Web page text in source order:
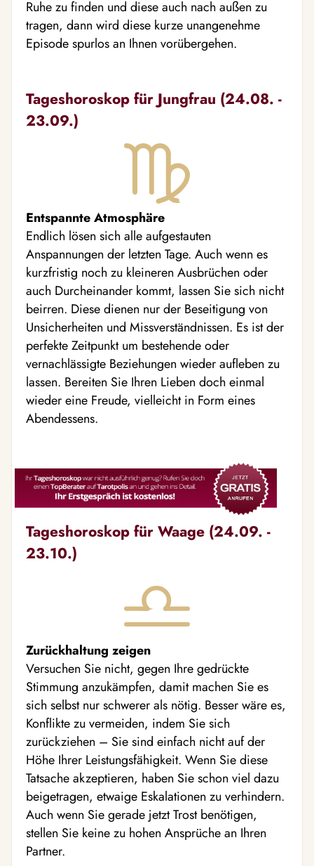
Ruhe zu finden und diese auch nach außen zu
tragen, dann wird diese kurze unangenehme
Episode spurlos an Ihnen vorübergehen.
Tageshoroskop für Jungfrau (24.08. -
23.09.)
Entspannte Atmosphäre
Endlich lösen sich alle aufgestauten
Anspannungen der letzten Tage. Auch wenn es
kurzfristig noch zu kleineren Ausbrüchen oder
auch Durcheinander kommt, lassen Sie sich nicht
beirren. Diese dienen nur der Beseitigung von
Unsicherheiten und Missverständnissen. Es ist der
perfekte Zeitpunkt um bestehende oder
vernachlässigte Beziehungen wieder aufleben zu
lassen. Bereiten Sie Ihren Lieben doch einmal
wieder eine Freude, vielleicht in Form eines
Abendessens.
Tageshoroskop für Waage (24.09. -
23.10.)
Zurückhaltung zeigen
Versuchen Sie nicht, gegen Ihre gedrückte
Stimmung anzukämpfen, damit machen Sie es
sich selbst nur schwerer als nötig. Besser wäre es,
Konflikte zu vermeiden, indem Sie sich
zurückziehen – Sie sind einfach nicht auf der
Höhe Ihrer Leistungsfähigkeit. Wenn Sie diese
Tatsache akzeptieren, haben Sie schon viel dazu
beigetragen, etwaige Eskalationen zu verhindern.
Auch wenn Sie gerade jetzt Trost benötigen,
stellen Sie keine zu hohen Ansprüche an Ihren
Partner.